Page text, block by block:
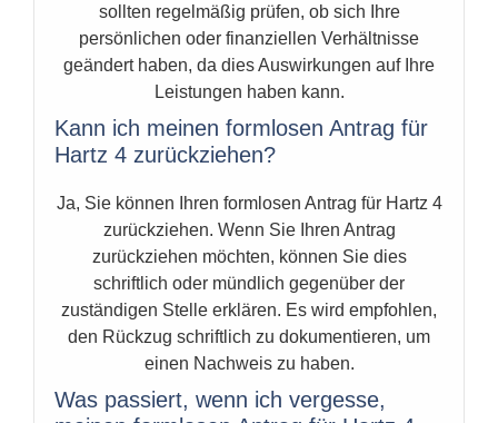
sollten regelmäßig prüfen, ob sich Ihre
persönlichen oder finanziellen Verhältnisse
geändert haben, da dies Auswirkungen auf Ihre
Leistungen haben kann.
Kann ich meinen formlosen Antrag für
Hartz 4 zurückziehen?
Ja, Sie können Ihren formlosen Antrag für Hartz 4
zurückziehen. Wenn Sie Ihren Antrag
zurückziehen möchten, können Sie dies
schriftlich oder mündlich gegenüber der
zuständigen Stelle erklären. Es wird empfohlen,
den Rückzug schriftlich zu dokumentieren, um
einen Nachweis zu haben.
Was passiert, wenn ich vergesse,